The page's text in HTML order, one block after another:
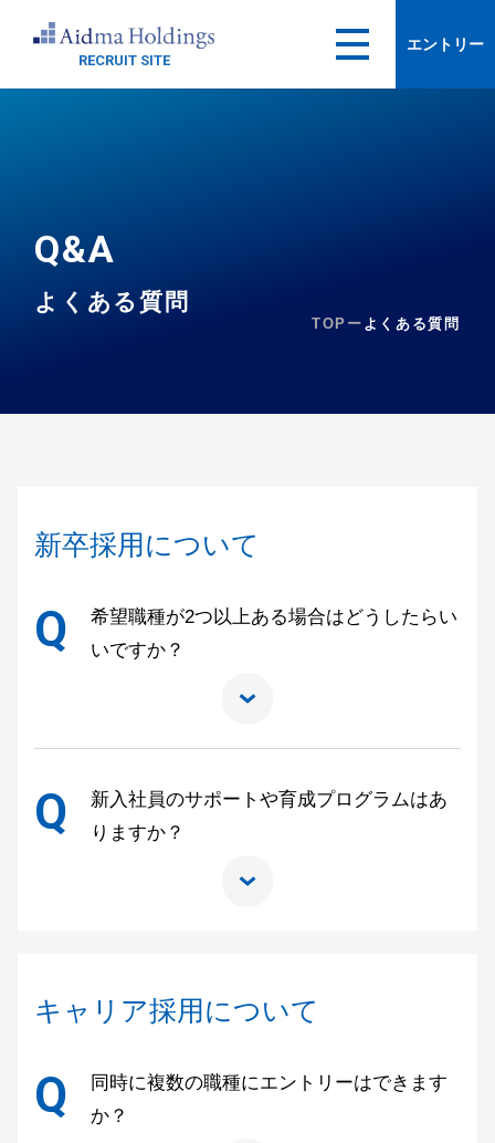
RECRUIT SITE
エントリー
Q&A
よくある質問
TOPー よくある質問
新卒採用について
Q
希望職種が2つ以上ある場合はどうしたらい
いですか？
Q
新入社員のサポートや育成プログラムはあ
りますか？
キャリア採用について
Q
同時に複数の職種にエントリーはできます
か？